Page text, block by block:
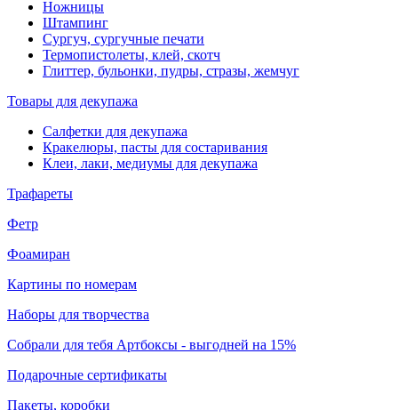
Ножницы
Штампинг
Сургуч, сургучные печати
Термопистолеты, клей, скотч
Глиттер, бульонки, пудры, стразы, жемчуг
Товары для декупажа
Салфетки для декупажа
Кракелюры, пасты для состаривания
Клеи, лаки, медиумы для декупажа
Трафареты
Фетр
Фоамиран
Картины по номерам
Наборы для творчества
Собрали для тебя Артбоксы - выгодней на 15%
Подарочные сертификаты
Пакеты, коробки